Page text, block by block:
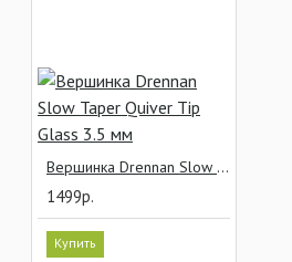
Вершинка Drennan Slow Taper Quiver Tip Glass 3.5 мм
1499р.
Купить